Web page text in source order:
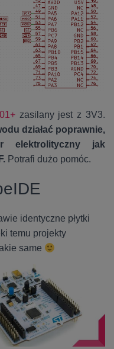
zasilany jest z 3V3.
działać poprawnie,
elektrolityczny jak
Potrafi dużo pomóc.
identyczne płytki
temu projekty
same